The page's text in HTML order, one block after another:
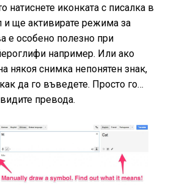
натиснете иконката с писалка в
и ще активирате режима за
е особено полезно при
например. Или ако
някоя снимка непонятен знак,
да го въведете. Просто го…
превода.